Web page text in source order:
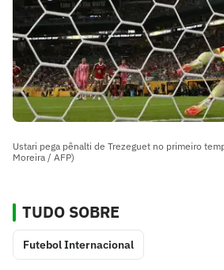
Ustari pega pênalti de Trezeguet no primeiro
Moreira / AFP)
TUDO SOBRE
Futebol Internacional